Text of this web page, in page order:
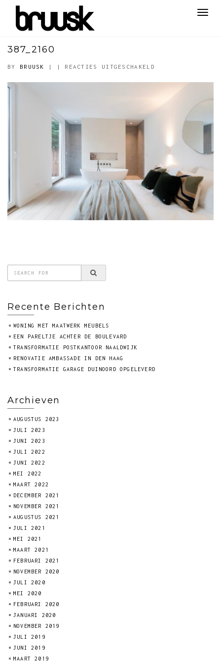
387_2160
BY BRUUSK | | REACTIES UITGESCHAKELD
Recente Berichten
WONING MET MAATWERK MEUBELS
EEN PARELTJE ACHTER DE BOULEVARD
TRANSFORMATIE POSTKANTOOR NAALDWIJK
RENOVATIE AMBASSADE IN DEN HAAG
TRANSFORMATIE GARAGE DUINOORD OPGELEVERD
Archieven
AUGUSTUS 2023
JULI 2023
JUNI 2023
JULI 2022
JUNI 2022
MEI 2022
MAART 2022
DECEMBER 2021
NOVEMBER 2021
AUGUSTUS 2021
JULI 2021
MEI 2021
MAART 2021
FEBRUARI 2021
NOVEMBER 2020
JULI 2020
MEI 2020
FEBRUARI 2020
JANUARI 2020
NOVEMBER 2019
JULI 2019
JUNI 2019
MAART 2019